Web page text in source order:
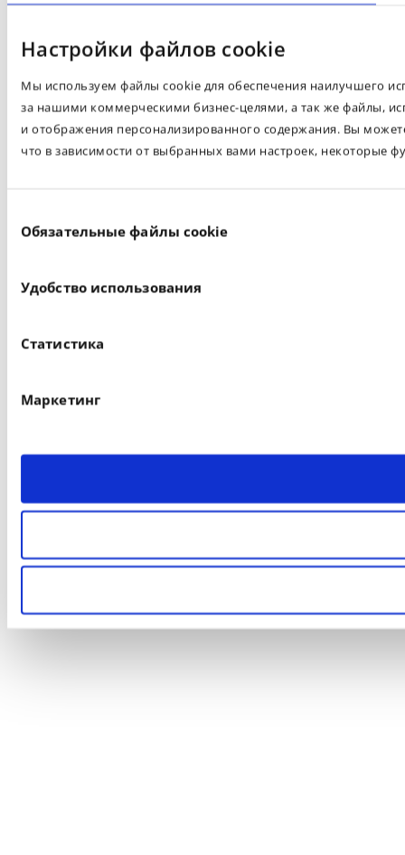
Настройки файлов cookie
Мы используем файлы cookie для обеспечения наилучшего
за нашими коммерческими бизнес-целями, а так же файлы,
и отображения персонализированного содержания. Вы
что в зависимости от выбранных вами настроек, некоторые
согласия
Обязательные файлы cookie
Удобство использования
Статистика
Маркетинг